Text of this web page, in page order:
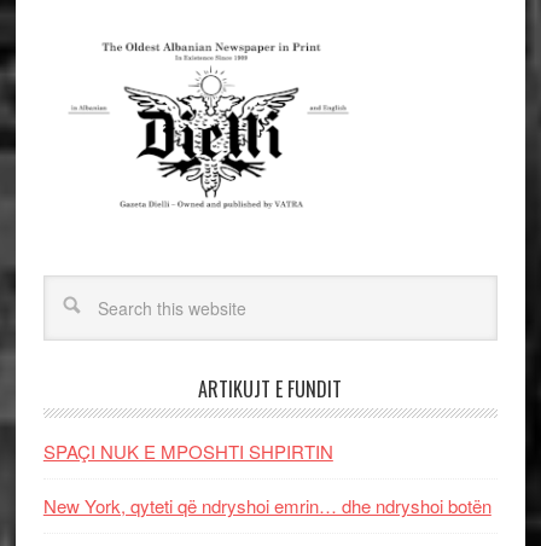
ARTIKUJT E FUNDIT
SPAÇI NUK E MPOSHTI SHPIRTIN
New York, qyteti që ndryshoi emrin… dhe ndryshoi botën